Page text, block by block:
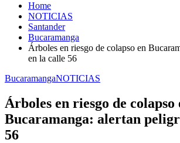
Home
NOTICIAS
Santander
Bucaramanga
Árboles en riesgo de colapso en
en la calle 56
BucaramangaNOTICIAS
Árboles en riesgo de colapso
Bucaramanga: alertan
56